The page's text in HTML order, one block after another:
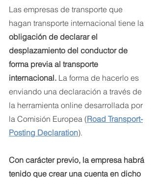
Las empresas de transporte que
hagan transporte internacional tiene la
obligación de declarar el
desplazamiento del conductor de
forma previa al transporte
internacional. La forma de hacerlo es
enviando una declaración a través de
la herramienta online desarrollada por
la Comisión Europea (Road Transport-
Posting Declaration).
Con carácter previo, la empresa habrá
tenido que crear una cuenta en dicho